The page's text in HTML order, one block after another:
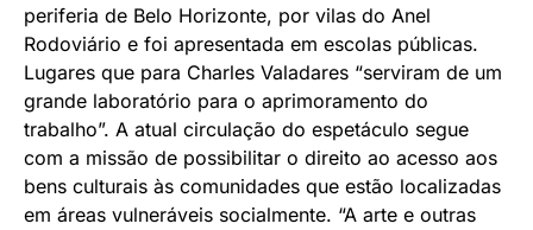
periferia de Belo Horizonte, por vilas do Anel
Rodoviário e foi apresentada em escolas públicas.
Lugares que para Charles Valadares “serviram de um
grande laboratório para o aprimoramento do
trabalho”. A atual circulação do espetáculo segue
com a missão de possibilitar o direito ao acesso aos
bens culturais às comunidades que estão localizadas
em áreas vulneráveis socialmente. “A arte e outras